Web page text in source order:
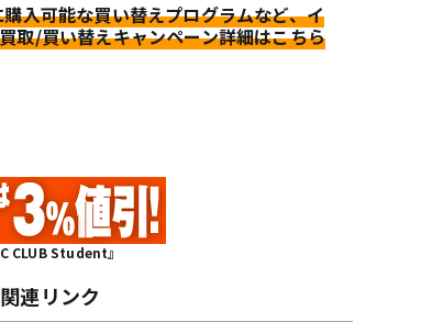
入可能な買い替えプログラムなど、イ
取/買い替えキャンペーン詳細はこちら
CLUB Student』
関連リンク